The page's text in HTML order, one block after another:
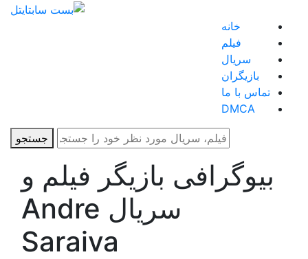
خانه
فیلم
سریال
بازیگران
تماس با ما
DMCA
جستجو
بیوگرافی بازیگر فیلم و
سریال Andre
Saraiva